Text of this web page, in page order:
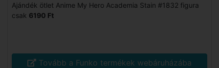
Ajándék ötlet Anime My Hero Academia Stain #1832 figura
csak 6190 Ft
Tovább a Funko termékek webáruházába